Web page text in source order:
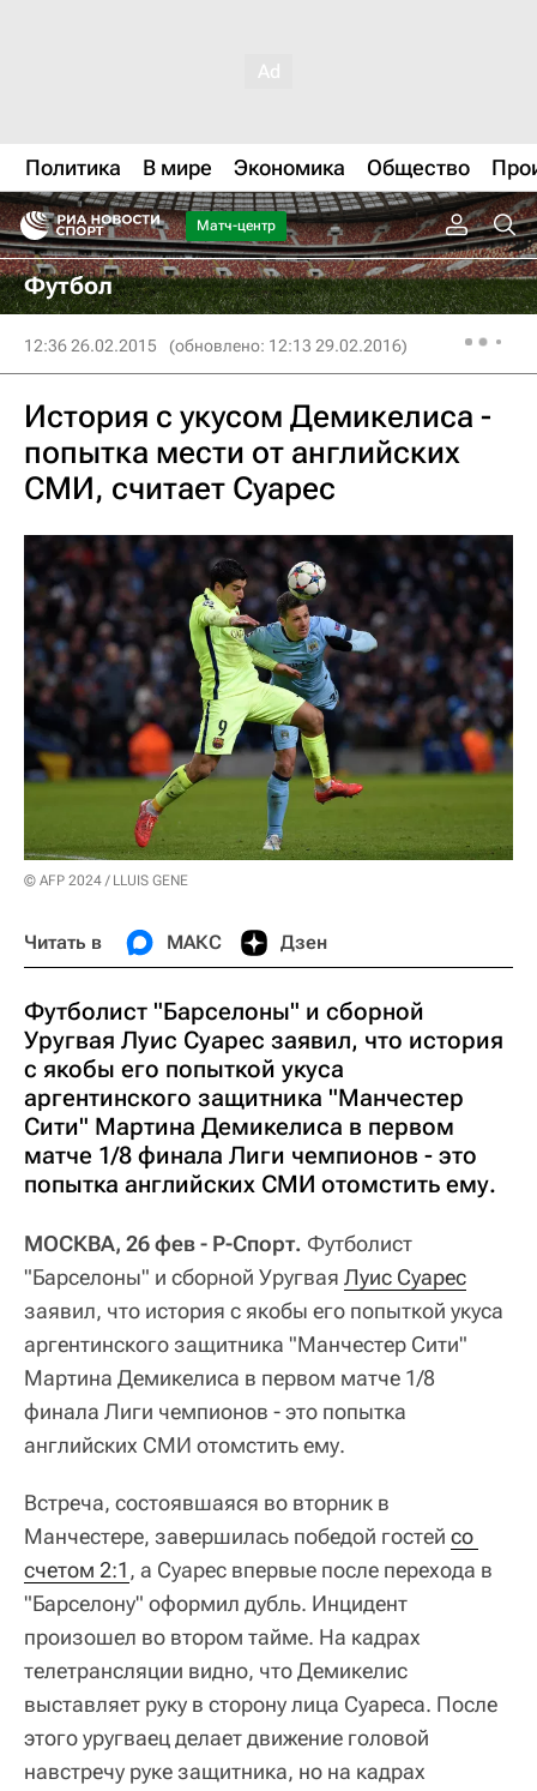
Политика В мире Экономика Общество
Матч-центр
Футбол
12:36 26.02.2015 (обновлено: 12:13 29.02.2016)
История с укусом Демикелиса -
попытка мести от английских
СМИ, считает Суарес
© AFP 2024 / LLUIS GENE
Читать в МАКС Дзен
Футболист "Барселоны" и сборной
Уругвая Луис Суарес заявил, что история
с якобы его попыткой укуса
аргентинского защитника "Манчестер
Сити" Мартина Демикелиса в первом
матче 1/8 финала Лиги чемпионов - это
попытка английских СМИ отомстить ему.
МОСКВА, 26 фев - Р-Спорт. Футболист
"Барселоны" и сборной Уругвая Луис Суарес
заявил, что история с якобы его попыткой укуса
аргентинского защитника "Манчестер Сити"
Мартина Демикелиса в первом матче 1/8
финала Лиги чемпионов - это попытка
английских СМИ отомстить ему.
Встреча, состоявшаяся во вторник в
Манчестере, завершилась победой гостей со
счетом 2:1, а Суарес впервые после перехода в
"Барселону" оформил дубль. Инцидент
произошел во втором тайме. На кадрах
телетрансляции видно, что Демикелис
выставляет руку в сторону лица Суареса. После
этого уругваец делает движение головой
навстречу руке защитника, но на кадрах